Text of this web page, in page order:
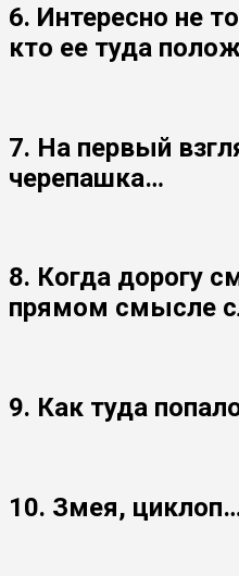
6. Интересно не
кто ее туда
7. На первый
черепашка…
8. Когда дорогу
прямом смысле
9. Как туда
10. Змея,